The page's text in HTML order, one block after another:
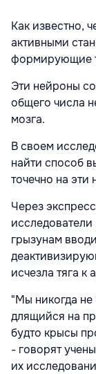
Как известно,
активными
формирующие
Эти нейроны
общего числа
мозга.
В своем
найти способ
точечно на эти
Через
грызунам
исчезла тяга к
"Мы никогда не
длящийся на
будто крысы
- говорят
их